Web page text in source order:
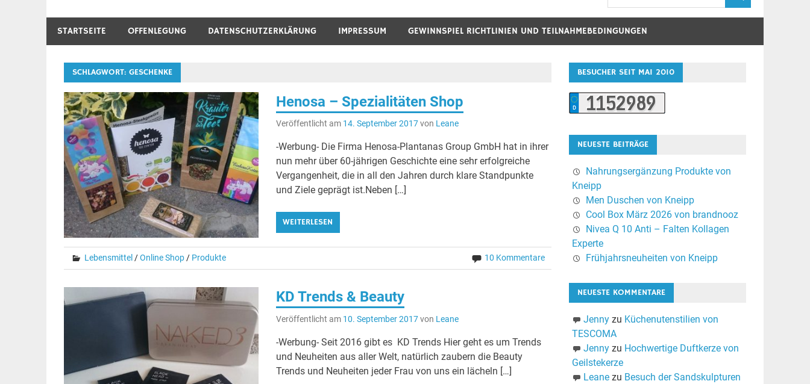
STARTSEITE OFFENLEGUNG DATENSCHUTZERKLÄRUNG IMPRESSUM GEWINNSPIEL RICHTLINIEN UND TEILNAHMEBEDINGUNGEN
SCHLAGWORT: GESCHENKE
Henosa – Spezialitäten Shop
Veröffentlicht am 14. September 2017von Leane
-Werbung- Die Firma Henosa-Plantanas Group GmbH hat in ihrer
nun mehr über 60-jährigen Geschichte eine sehr erfolgreiche
Vergangenheit, die in all den Jahren durch klare Standpunkte
und Ziele geprägt ist.Neben […]
WEITERLESEN
Lebensmittel /Online Shop/ Produkte 10 Kommentare
KD Trends & Beauty
Veröffentlicht am 10. September 2017von Leane
-Werbung- Seit 2016 gibt es KD Trends Hier geht es um Trends
und Neuheiten aus aller Welt, natürlich zaubern die Beauty
Trends und Neuheiten jeder Frau von uns ein lächeln […]
BESUCHER SEIT MAI 2010
NEUESTE BEITRÄGE
Nahrungsergänzung Produkte von
Kneipp
Men Duschen von Kneipp
Cool Box März 2026 von brandnooz
Nivea Q 10 Anti – Falten Kollagen
Experte
Frühjahrsneuheiten von Kneipp
NEUESTE KOMMENTARE
Jennyzu Küchenutenstilien von
TESCOMA
Jennyzu Hochwertige Duftkerze von
Geilstekerze
Leanezu Besuch der Sandskulpturen